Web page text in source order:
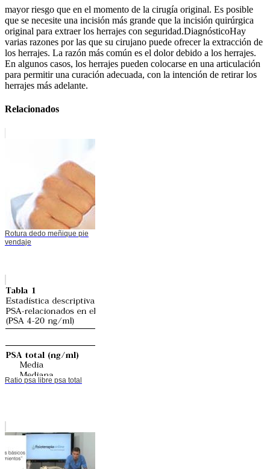
mayor riesgo que en el momento de la cirugía original. Es posible
que se necesite una incisión más grande que la incisión quirúrgica
original para extraer los herrajes con seguridad.DiagnósticoHay
varias razones por las que su cirujano puede ofrecer la extracción de
los herrajes. La razón más común es el dolor debido a los herrajes.
En algunos casos, los herrajes pueden colocarse en una articulación
para permitir una curación adecuada, con la intención de retirar los
herrajes más adelante.
Relacionados
Rotura dedo meñique pie
vendaje
Ratio psa libre psa total